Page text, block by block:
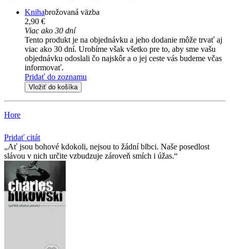
Knihabrožovaná väzba
2,90 €
Viac ako 30 dní
Tento produkt je na objednávku a jeho dodanie môže trvať aj
viac ako 30 dní. Urobíme však všetko pre to, aby sme vašu
objednávku odoslali čo najskôr a o jej ceste vás budeme včas
informovať.
Pridať do zoznamu
Vložiť do košíka
Hore
Pridať citát
Ať jsou bohové kdokoli, nejsou to žádní blbci. Naše posedlost
slávou v nich určite vzbudzuje zároveň smích i úžas.